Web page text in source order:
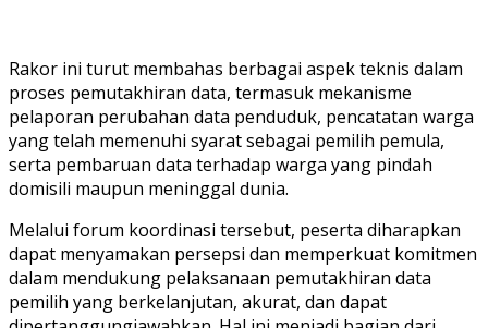
Rakor ini turut membahas berbagai aspek teknis dalam
proses pemutakhiran data, termasuk mekanisme
pelaporan perubahan data penduduk, pencatatan warga
yang telah memenuhi syarat sebagai pemilih pemula,
serta pembaruan data terhadap warga yang pindah
domisili maupun meninggal dunia.
Melalui forum koordinasi tersebut, peserta diharapkan
dapat menyamakan persepsi dan memperkuat komitmen
dalam mendukung pelaksanaan pemutakhiran data
pemilih yang berkelanjutan, akurat, dan dapat